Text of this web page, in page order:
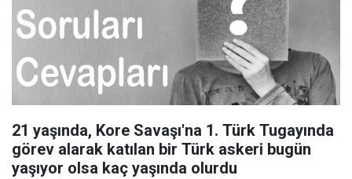
21 yaşında, Kore Savaşı'na 1. Türk Tugayında
görev alarak katılan bir Türk askeri bugün
yaşıyor olsa kaç yaşında olurdu